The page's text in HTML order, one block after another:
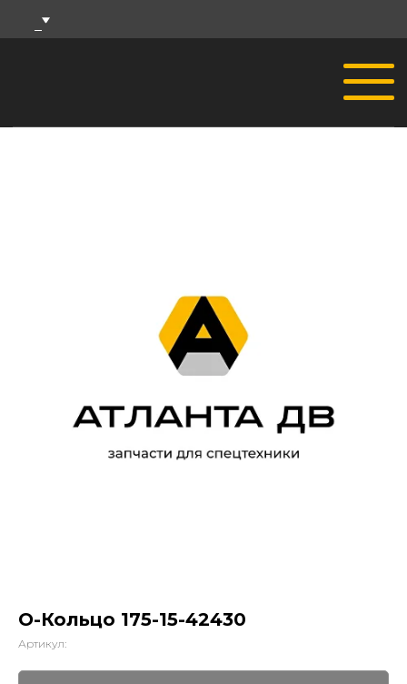
О-Кольцо 175-15-42430
Артикул: